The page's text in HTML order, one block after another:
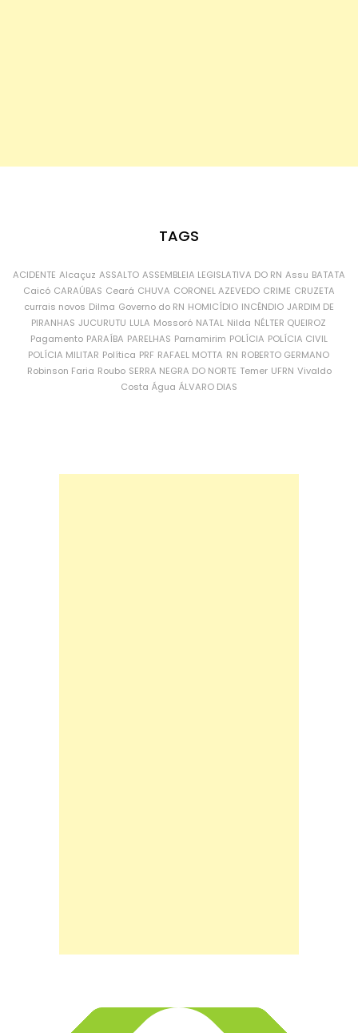
TAGS
ACIDENTE Alcaçuz ASSALTO ASSEMBLEIA LEGISLATIVA DO RN Assu BATATA
Caicó CARAÚBAS Ceará CHUVA CORONEL AZEVEDO CRIME CRUZETA
currais novos Dilma Governo do RN HOMICÍDIO INCÊNDIO JARDIM DE
PIRANHAS JUCURUTU LULA Mossoró NATAL Nilda NÉLTER QUEIROZ
Pagamento PARAÍBA PARELHAS Parnamirim POLÍCIA POLÍCIA CIVIL
POLÍCIA MILITAR Política PRF RAFAEL MOTTA RN ROBERTO GERMANO
Robinson Faria Roubo SERRA NEGRA DO NORTE Temer UFRN Vivaldo
Costa Água ÁLVARO DIAS